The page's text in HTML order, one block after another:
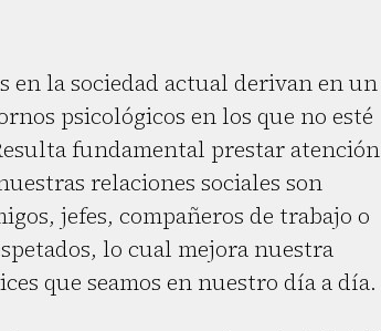
en la sociedad actual derivan en un
psicológicos en los que no esté
fundamental prestar
relaciones sociales son
jefes, compañeros de trabajo o
lo cual mejora nuestra
que seamos en nuestro día a día.